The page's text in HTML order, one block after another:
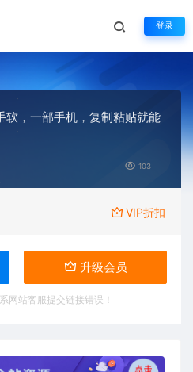
登录
软，一部手机，复制粘贴就能
103
VIP折扣
升级会员
网站客服提交链接错误！